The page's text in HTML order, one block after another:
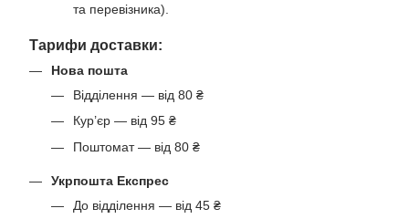
та перевізника).
Тарифи доставки:
Нова пошта
Відділення — від 80 ₴
Кур’єр — від 95 ₴
Поштомат — від 80 ₴
Укрпошта Експрес
До відділення — від 45 ₴